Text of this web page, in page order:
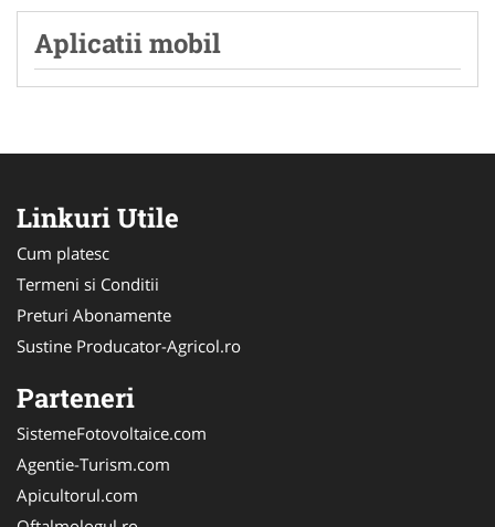
Aplicatii mobil
Linkuri Utile
Cum platesc
Termeni si Conditii
Preturi Abonamente
Sustine Producator-Agricol.ro
Parteneri
SistemeFotovoltaice.com
Agentie-Turism.com
Apicultorul.com